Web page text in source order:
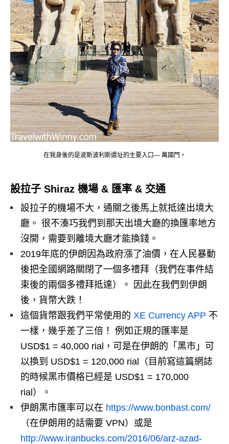
在我身後的是波斯波利斯遺址的主要入口— 萬國門。
設拉子 Shiraz 機場 & 匯率 & 交通
設拉子的機場不大，通關之後馬上就抵達出境大
廳。 很不湊巧我們到那天出境大廳的換匯率地方
沒開，需要到離境大廳才能換錢。
2019年底的伊朗因為政府漲了油價，在人民暴動
後把全國網路關閉了一個多禮拜（我們在事件結
束後的兩個多禮拜抵達）。 因此在我們到伊朗
後，貨幣大跌！
這個貨幣跟我們平常使用的 XE Currency APP 不
一樣，幾乎差了三倍！ 例如正規的匯率是
USD$1 = 40,000 rial，可是在伊朗的「黑市」可
以換到 USD$1 = 120,000 rial（目前寫這篇網誌
的時候黑市價格已經是 USD$1 = 170,000
rial）。
伊朗黑市匯率可以在 https://www.bonbast.com/
（在伊朗用的話需要 VPN）或是
http://www.iranbucks.com/2016/06/arz-azad-